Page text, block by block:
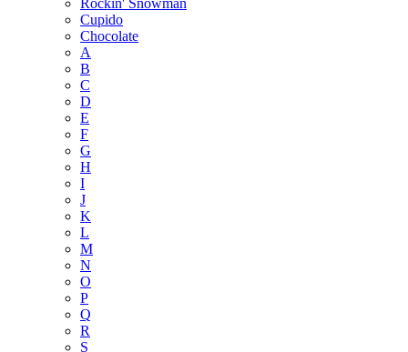
Rockin' Snowman
Cupido
Chocolate
A
B
C
D
E
F
G
H
I
J
K
L
M
N
O
P
Q
R
S